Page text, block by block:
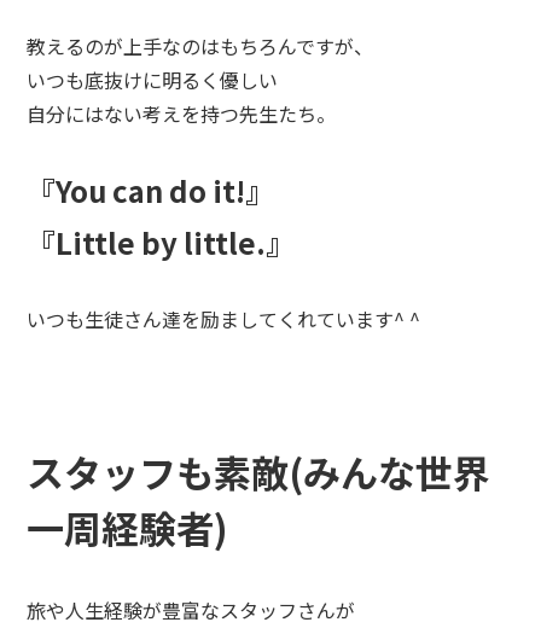
教えるのが上手なのはもちろんですが、
いつも底抜けに明るく優しい
自分にはない考えを持つ先生たち。
『You can do it!』
『Little by little.』
いつも生徒さん達を励ましてくれています^ ^
スタッフも素敵(みんな世界
一周経験者)
旅や人生経験が豊富なスタッフさんが